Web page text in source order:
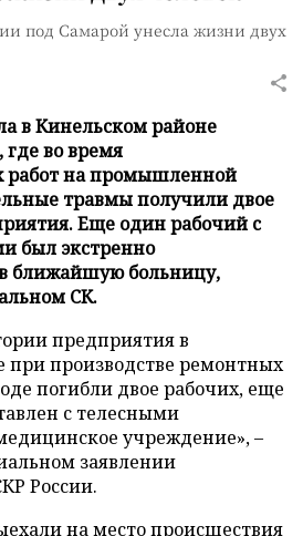
под Самарой унесла жизни двух
в Кинельском районе
где во время
работ на промышленной
травмы получили двое
Еще один рабочий с
был экстренно
ближайшую больницу,
СК.
предприятия в
при производстве ремонтных
погибли двое рабочих, еще
с телесными
учреждение», –
заявлении
России.
на место происшествия